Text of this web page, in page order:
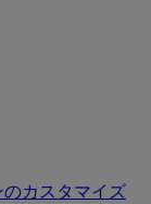
のカスタマイズ